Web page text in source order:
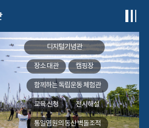
디지털기념관
장소 대관 캠핑장
함께하는독립운동 체험관
교육 신청 전시해설
통일염원의 동산벽돌조적